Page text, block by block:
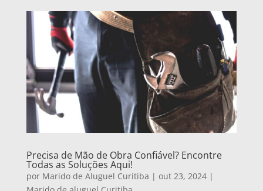
Precisa de Mão de Obra Confiável? Encontre
Todas as Soluções Aqui!
por Marido de Aluguel Curitiba | out 23, 2024|